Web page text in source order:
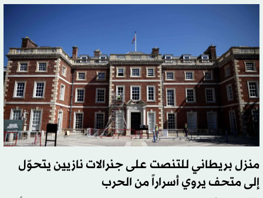
منزل بريطاني للتنصت على جنرالات نازيين يتحوّل
إلى متحف يروي أسراراً من الحرب